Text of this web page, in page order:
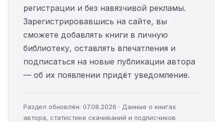
регистрации и без навязчивой рекламы.
Зарегистрировавшись на сайте, вы
сможете добавлять книги в личную
библиотеку, оставлять впечатления и
подписаться на новые публикации автора
— об их появлении придёт уведомление.
Раздел обновлён: 07.08.2026 · Данные о книгах
автора, статистике скачиваний и подписчиков